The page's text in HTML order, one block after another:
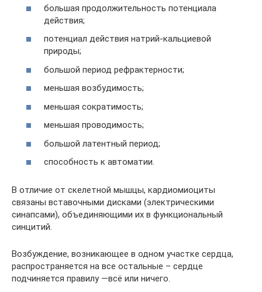
большая продолжительность потенциала
действия;
потенциал действия натрий-кальциевой
природы;
большой период рефрактерности;
меньшая возбудимость;
меньшая сократимость;
меньшая проводимость;
большой латентный период;
способность к автоматии.
В отличие от скелетной мышцы, кардиомиоциты
связаны вставочными дисками (электрическими
синапсами), объединяющими их в функциональный
синцитий.
Возбуждение, возникающее в одном участке сердца,
распространяется на все остальные – сердце
подчиняется правилу ―всё или ничего.